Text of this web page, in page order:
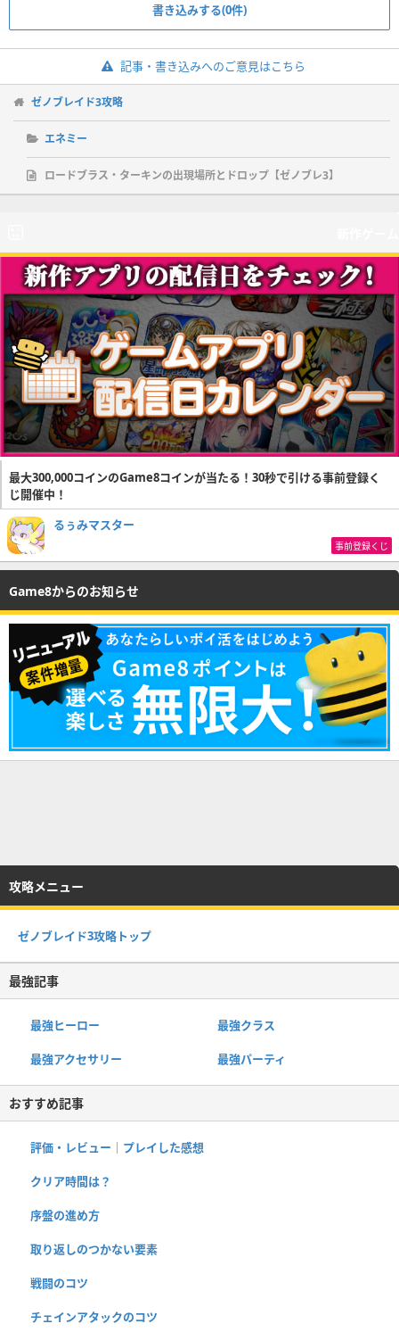
書き込みする(0件)
記事・書き込みへのご意見はこちら
ゼノブレイド3攻略
エネミー
ロードブラス・ターキンの出現場所とドロップ【ゼノブレ3】
最大300,000コインのGame8コインが当たる！30秒で引ける事前登録く
じ開催中！
るぅみマスター
事前登録くじ
Game8からのお知らせ
攻略メニュー
ゼノブレイド3攻略トップ
最強記事
最強ヒーロー 最強クラス
最強アクセサリー 最強パーティ
おすすめ記事
評価・レビュー｜プレイした感想
クリア時間は？
序盤の進め方
取り返しのつかない要素
戦闘のコツ
チェインアタックのコツ